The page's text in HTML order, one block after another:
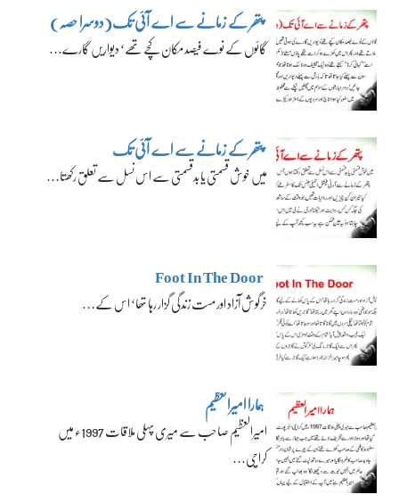
پتھر کے زمانے سے اے آئی تک(دوسرا حصہ)
گائوں کے نوے فیصد مکان کچے تھے‘ دیواریں گارے…
پتھر کے زمانے سے اے آئی تک
میں خوش قسمتی یا بدقسمتی سے اس نسل سے تعلق رکھتا…
Foot In The Door
خرگوش آزاد اور مست زندگی گزار رہا تھا‘ اس کے…
ہمارا امیرالعظیم
امیرالعظیم صاحب سے میری پہلی ملاقات 1997ء میں
کراچی…